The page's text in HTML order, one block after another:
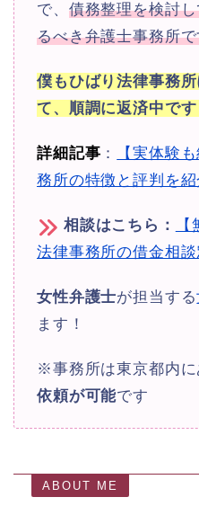
で、 債務整理を検討
るべき弁護士事務所
僕もひばり法律事務
て、順調に返済中です
詳細記事 ：
【実体験
務所の特徴と評判を紹
相談はこちら：
法律事務所の借金相談
女性弁護士が担当する
ます！
※事務所は東京都内
依頼が可能です
ABOUT ME